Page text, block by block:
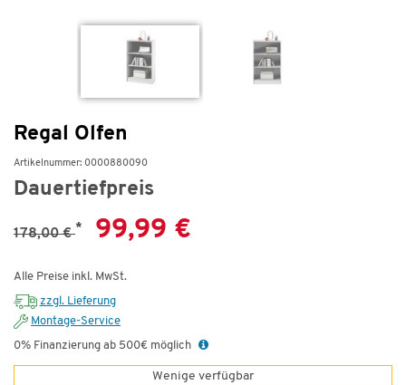
Regal Olfen
Artikelnummer: 0000880090
Dauertiefpreis
178,00 €* 99,99 €
Alle Preise inkl. MwSt.
zzgl. Lieferung
Montage-Service
0% Finanzierung ab 500€ möglich
Wenige verfügbar